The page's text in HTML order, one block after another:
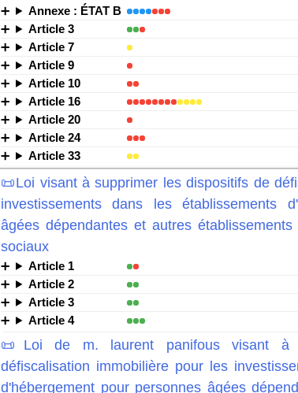
Annexe : ÉTAT B
Article 3
Article 7
Article 9
Article 10
Article 16
Article 20
Article 24
Article 33
📜Loi visant à supprimer les dispositifs de
investissements dans les établissements
âgées dépendantes et autres
sociaux
Article 1
Article 2
Article 3
Article 4
📜Loi de m. laurent panifous visant à
défiscalisation immobilière pour les
d'hébergement pour personnes âgées